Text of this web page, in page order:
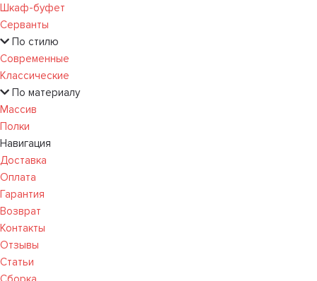
Шкаф-буфет
Серванты
По стилю
Современные
Классические
По материалу
Массив
Полки
Навигация
Доставка
Оплата
Гарантия
Возврат
Контакты
Отзывы
Статьи